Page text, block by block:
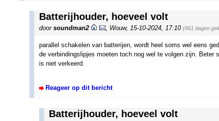
Batterijhouder, hoeveel volt
door soundman2 , Wouw, 15-10-2024, 17:10 (661 dagen
parallel schakelen van batterijen, wordt heel soms wel eens
de verbindingslipjes moeten toch nog wel te volgen zijn.
is niet verkeerd.
Reageer op dit bericht
Batterijhouder, hoeveel volt